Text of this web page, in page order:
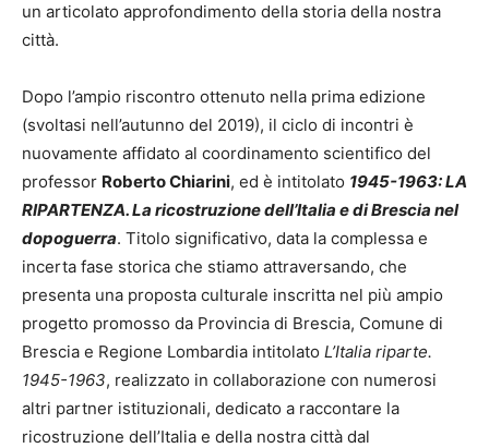
un articolato approfondimento della storia della nostra
città.
Dopo l’ampio riscontro ottenuto nella prima edizione
(svoltasi nell’autunno del 2019), il ciclo di incontri è
nuovamente affidato al coordinamento scientifico del
professor Roberto Chiarini, ed è intitolato 1945-1963: LA
RIPARTENZA. La ricostruzione dell’Italia e di Brescia nel
dopoguerra. Titolo significativo, data la complessa e
incerta fase storica che stiamo attraversando, che
presenta una proposta culturale inscritta nel più ampio
progetto promosso da Provincia di Brescia, Comune di
Brescia e Regione Lombardia intitolato L’Italia riparte.
1945-1963, realizzato in collaborazione con numerosi
altri partner istituzionali, dedicato a raccontare la
ricostruzione dell’Italia e della nostra città dal